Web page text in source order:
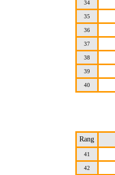
34
35
36
37
38
39
40
Rang
41
42